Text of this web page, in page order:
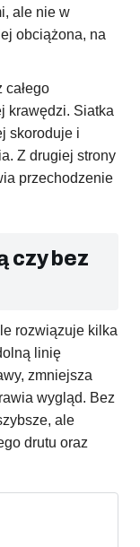
ale nie w
obciążona, na
całego
krawędzi. Siatka
skoroduje i
Z drugiej strony
przechodzenie
czy bez
rozwiązuje kilka
linię
zmniejsza
wygląd. Bez
ale
drutu oraz